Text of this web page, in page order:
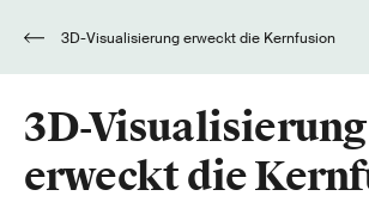
3D-Visualisierung
erweckt die